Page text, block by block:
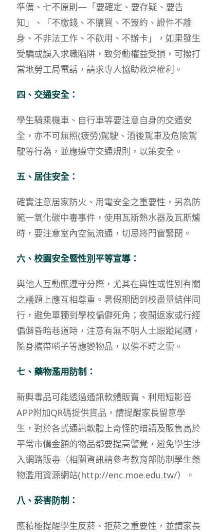
準備、七不原則—「要確定、要存疑、要告
知」、「不繳錢、不購買、不簽約、證件不離
身、不非法工作、不飲用、不辦卡」，如果發生
受騙或誤入求職陷阱，致勞動權益受損，可撥打
當地勞工局電話，請求專人協助救濟權利。
四、交通安全：
學生騎乘機車、自行車等要注意自身的交通安
全，亦不可無照(疲勞)駕駛、酒後駕車及危險駕
駛等行為，並應遵守交通規則，以策安全。
五、居住安全：
確實注意居家防火、用電安全之重要性，另為防
範一氧化碳中毒事件，使用瓦斯熱水器及瓦斯爐
時，要注意室內空氣流通，切忌將門窗緊閉。
六、校園安全暨性別平等宣導：
與他人互動應遵守分際，尤其在與性或性別有關
之議題上應互相尊重。暑假期間到校盡量結伴同
行，避免單獨到學校偏僻死角；夜間返家或行經
偏僻昏暗巷道時，注意有無不明人士跟蹤尾隨，
隨身攜帶哨子等應變物品，以備不時之需。
七、藥物濫用防制：
新興毒品可能透過通訊軟體販賣、利用短影音
APP附加QR碼提供貨品，請提醒家長留意學
生，對於各式通訊軟體上奇怪的暗語及販售高於
平常市價金額的物品都要提高警覺，避免學生涉
入網路販毒（相關資訊請參考教育部防制學生藥
物濫用資源網站(http://enc.moe.edu.tw/）。
八、 菸害防制：
應積極提醒學生反菸、拒菸之重要性，並請家長